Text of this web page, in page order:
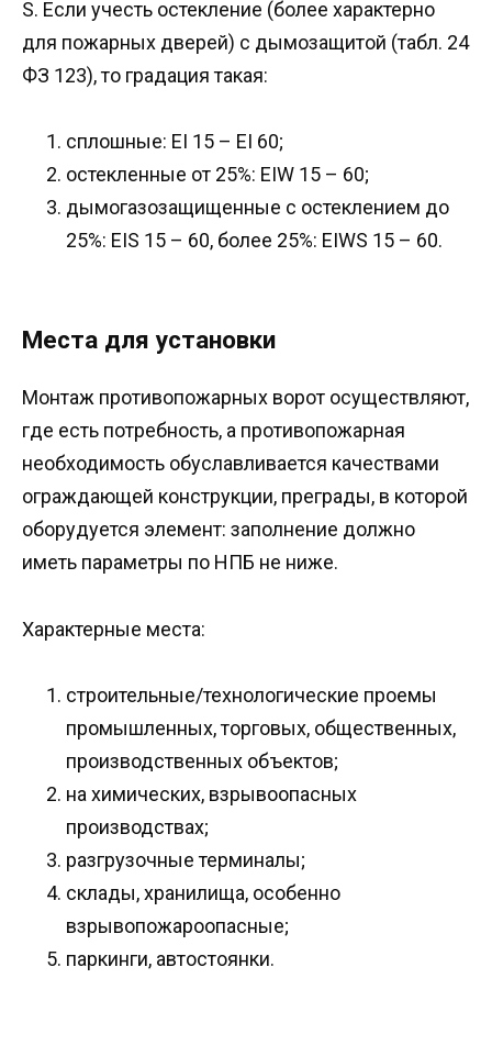
S. Если учесть остекление (более характерно
для пожарных дверей) с дымозащитой (табл. 24
ФЗ 123), то градация такая:
сплошные: EI 15 – EI 60;
остекленные от 25%: EIW 15 – 60;
дымогазозащищенные с остеклением до
25%: EIS 15 – 60, более 25%: EIWS 15 – 60.
Места для установки
Монтаж противопожарных ворот осуществляют,
где есть потребность, а противопожарная
необходимость обуславливается качествами
ограждающей конструкции, преграды, в которой
оборудуется элемент: заполнение должно
иметь параметры по НПБ не ниже.
Характерные места:
строительные/технологические проемы
промышленных, торговых, общественных,
производственных объектов;
на химических, взрывоопасных
производствах;
разгрузочные терминалы;
склады, хранилища, особенно
взрывопожароопасные;
паркинги, автостоянки.